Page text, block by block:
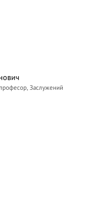
Заслужений